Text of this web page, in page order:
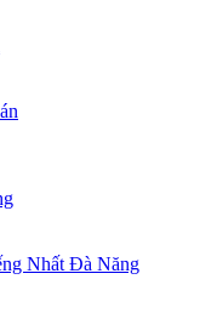
Nhất Đà Năng